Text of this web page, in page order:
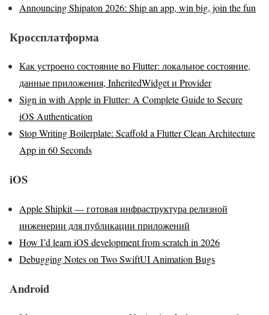
Announcing Shipaton 2026: Ship an app, win big, join the fun
Кроссплатформа
Как устроено состояние во Flutter: локальное состояние,
данные приложения, InheritedWidget и Provider
Sign in with Apple in Flutter: A Complete Guide to Secure
iOS Authentication
Stop Writing Boilerplate: Scaffold a Flutter Clean Architecture
App in 60 Seconds
iOS
Apple Shipkit — готовая инфраструктура релизной
инженерии для публикации приложений
How I’d learn iOS development from scratch in 2026
Debugging Notes on Two SwiftUI Animation Bugs
Android